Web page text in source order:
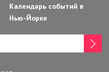
Календарь событий в
Нью-Йорке